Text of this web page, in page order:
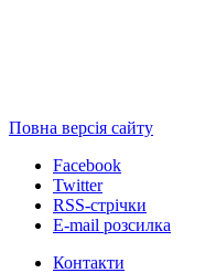
Повна версія сайту
Facebook
Twitter
RSS-стрічки
E-mail розсилка
Контакти